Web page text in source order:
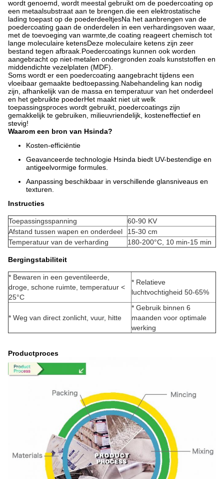
wordt genoemd, wordt meestal gebruikt om de poedercoating op
een metaalsubstraat aan te brengen.die een elektrostatische
lading toepast op de poederdeeltjesNa het aanbrengen van de
poedercoating gaan de onderdelen in een verhardingsoven waar,
met de toevoeging van warmte,de coating reageert chemisch tot
lange moleculaire ketensDeze moleculaire ketens zijn zeer
bestand tegen afbraak.Poedercoatings kunnen ook worden
aangebracht op niet-metalen ondergronden zoals kunststoffen en
middendichte vezelplaten (MDF).
Soms wordt er een poedercoating aangebracht tijdens een
vloeibaar gemaakte bedtoepassing.Nabehandeling kan nodig
zijn, afhankelijk van de massa en temperatuur van het onderdeel
en het gebruikte poederHet maakt niet uit welk
toepassingsproces wordt gebruikt, poedercoatings zijn
gemakkelijk te gebruiken, milieuvriendelijk, kosteneffectief en
stevig!
Waarom een bron van Hsinda?
Kosten-efficiëntie
Geavanceerde technologie Hsinda biedt UV-bestendige en
antigeelvormige formules.
Aanpassing beschikbaar in verschillende glansniveaus en
texturen.
Instructies
Toepassingsspanning
60-90 KV
Afstand tussen wapen en onderdeel
15-30 cm
Temperatuur van de verharding
180-200°C, 10 min-15 min
Bergingstabiliteit
* Bewaren in een geventileerde,
droge, schone ruimte, temperatuur <
25°C
* Relatieve
luchtvochtigheid 50-65%
* Weg van direct zonlicht, vuur, hitte
* Gebruik binnen 6
maanden voor optimale
werking
Productproces